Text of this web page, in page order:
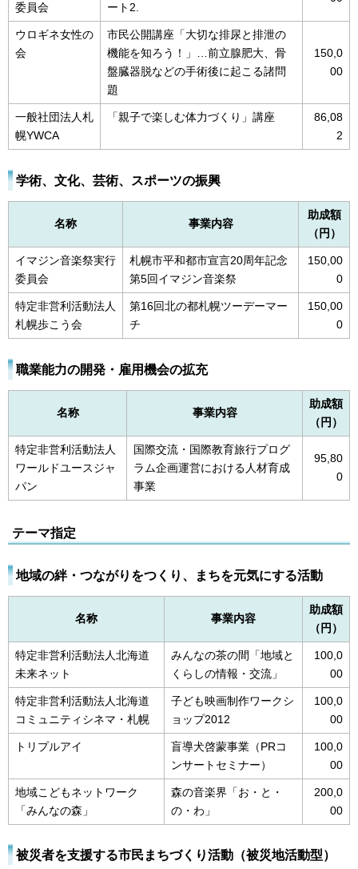
委員会
ート2.
ウロギネ女性の
会
市民公開講座「大切な排尿と排泄の
機能を知ろう！」…前立腺肥大、骨
盤臓器脱などの手術後に起こる諸問
題
150,0
00
一般社団法人札
幌YWCA
「親子で楽しむ体力づくり」講座
86,08
2
学術、文化、芸術、スポーツの振興
名称 事業内容
助成額
（円）
イマジン音楽祭実行
委員会
札幌市平和都市宣言20周年記念
第5回イマジン音楽祭
150,00
0
特定非営利活動法人
札幌歩こう会
第16回北の都札幌ツーデーマー
チ
150,00
0
職業能力の開発・雇用機会の拡充
名称 事業内容
助成額
（円）
特定非営利活動法人
ワールドユースジャ
パン
国際交流・国際教育旅行プログ
ラム企画運営における人材育成
事業
95,80
0
テーマ指定
地域の絆・つながりをつくり、まちを元気にする活動
名称 事業内容
助成額
（円）
特定非営利活動法人北海道
未来ネット
みんなの茶の間「地域と
くらしの情報・交流」
100,0
00
特定非営利活動法人北海道
コミュニティシネマ・札幌
子ども映画制作ワークシ
ョップ2012
100,0
00
トリプルアイ
盲導犬啓蒙事業（PRコ
ンサートセミナー）
100,0
00
地域こどもネットワーク
「みんなの森」
森の音楽界「お・と・
の・わ」
200,0
00
被災者を支援する市民まちづくり活動（被災地活動型）